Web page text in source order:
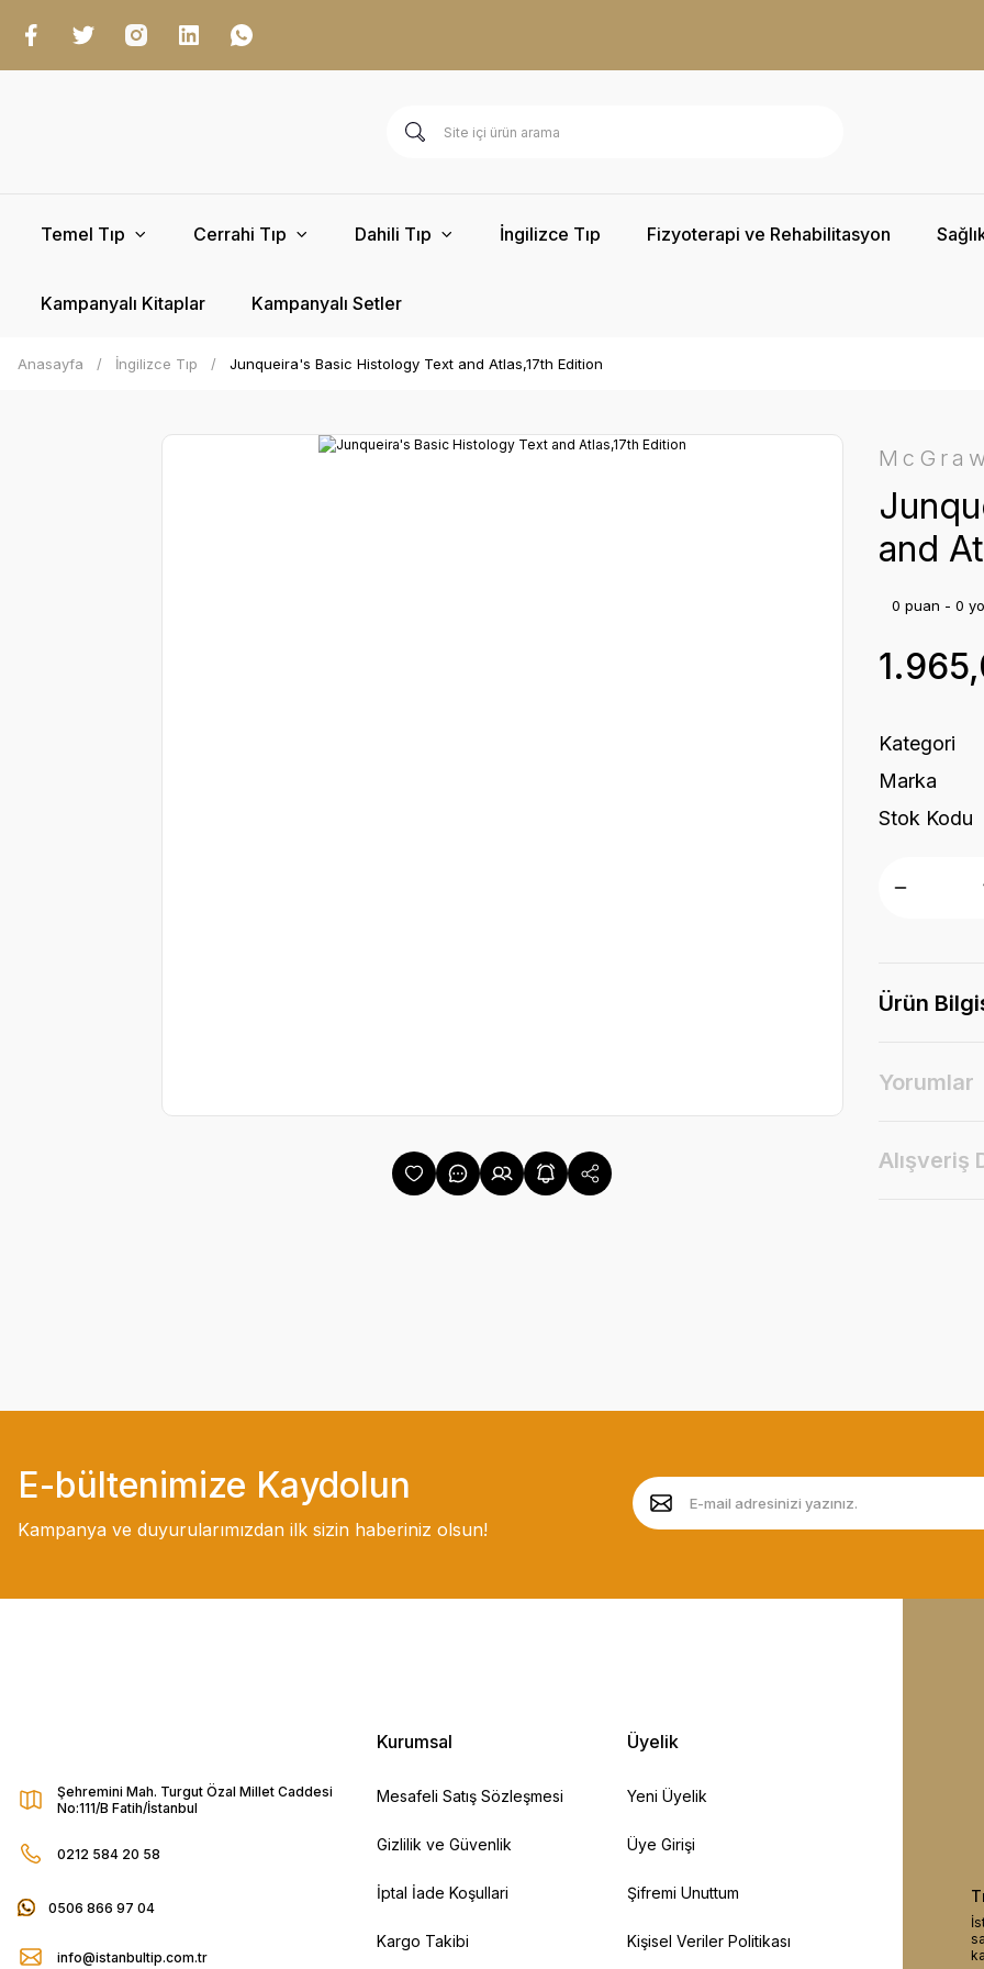
Temel Tıp Cerrahi Tıp Dahili Tıp İngilizce Tıp Fizyoterapi ve Rehabilitasyon
Kampanyalı Kitaplar Kampanyalı Setler
Anasayfa İngilizce Tıp Junqueira's Basic Histology Text and Atlas,17th Edition
and
0 puan - 0
Kategori
Marka
Stok Kodu
Ürün
Yorumlar
Alışveriş
E-bültenimize Kaydolun
Kampanya ve duyurularımızdan ilk sizin haberiniz olsun!
Şehremini Mah. Turgut Özal Millet Caddesi
No:111/B Fatih/İstanbul
0212 584 20 58
0506 866 97 04
info@istanbultip.com.tr
Kurumsal
Mesafeli Satış Sözleşmesi
Gizlilik ve Güvenlik
İptal İade Koşullari
Kargo Takibi
Üyelik
Yeni Üyelik
Üye Girişi
Şifremi Unuttum
Kişisel Veriler Politikası